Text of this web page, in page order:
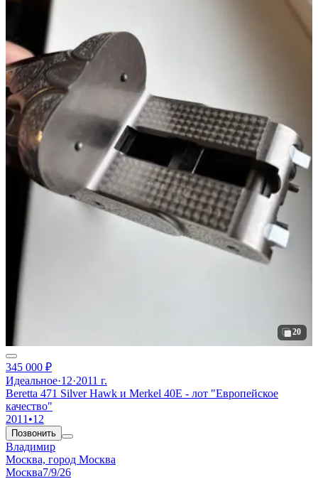
20
345 000 ₽
Идеальное·12·2011 г.
Beretta 471 Silver Hawk и Merkel 40Е - лот "Европейское
качество"
2011 •12
Позвонить
Владимир
Москва, город Москва
Москва7/9/26